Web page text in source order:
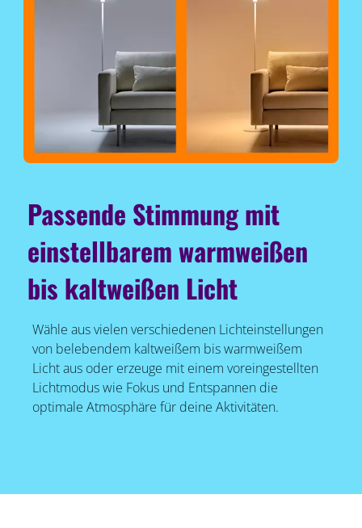
Passende Stimmung mit
einstellbarem warmweißen
bis kaltweißen Licht
Wähle aus vielen verschiedenen Lichteinstellungen
von belebendem kaltweißem bis warmweißem
Licht aus oder erzeuge mit einem voreingestellten
Lichtmodus wie Fokus und Entspannen die
optimale Atmosphäre für deine Aktivitäten.